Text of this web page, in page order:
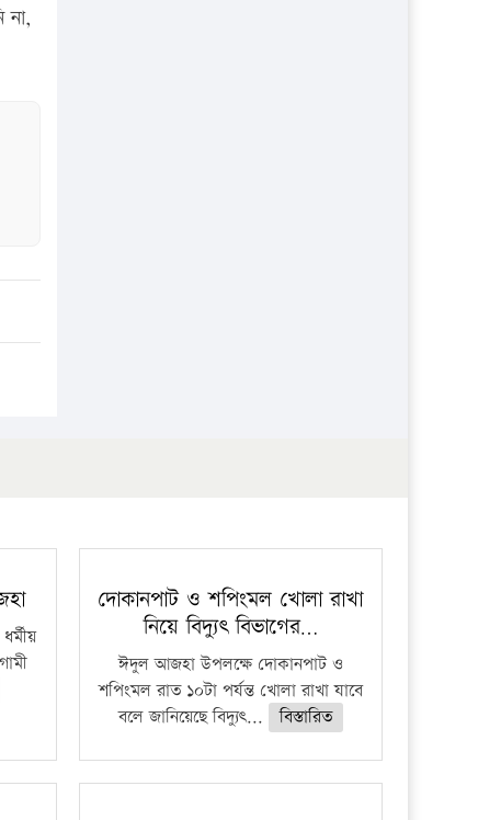
না,
দোকানপাট ও শপিংমল খোলা রাখা
নিয়ে বিদ্যুৎ বিভাগের…
ঈদুল আজহা উপলক্ষে দোকানপাট ও
শপিংমল রাত ১০টা পর্যন্ত খোলা রাখা যাবে
বলে জানিয়েছে বিদ্যুৎ...
বিস্তারিত